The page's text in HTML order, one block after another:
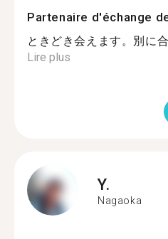
Partenaire d'échange
ときどき会えます。別に
Lire plus
Y.
Nagaoka